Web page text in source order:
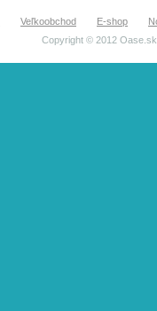
Veľkoobchod E-shop
Copyright © 2012